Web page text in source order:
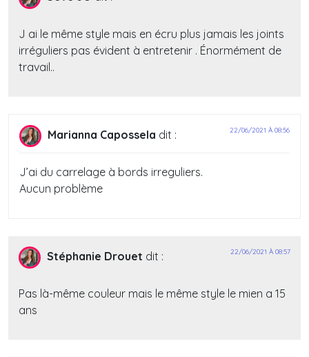
J ai le même style mais en écru plus jamais les joints
irréguliers pas évident à entretenir . Énormément de
travail..
Marianna Capossela dit : 22/06/2021 À 08:56
J’ai du carrelage à bords irreguliers.
Aucun problème
Stéphanie Drouet dit : 22/06/2021 À 08:57
Pas là-même couleur mais le même style le mien a 15
ans